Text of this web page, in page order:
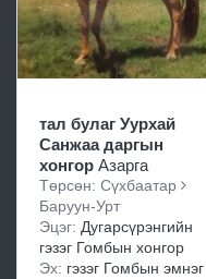
тал булаг Уурхай
Санжаа даргын
хонгор Азарга
Төрсөн: Сүхбаатар
Баруун-Урт
Эцэг: Дугарсүрэнгийн
гэзэг Гомбын хонгор
Эх: гэзэг Гомбын эмнэг